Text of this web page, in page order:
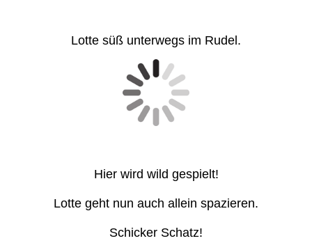
Lotte süß unterwegs im Rudel.
Hier wird wild gespielt!
Lotte geht nun auch allein spazieren.
Schicker Schatz!